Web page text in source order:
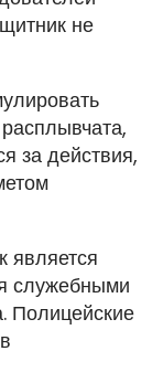
не
за действия,
является
служебными
Полицейские